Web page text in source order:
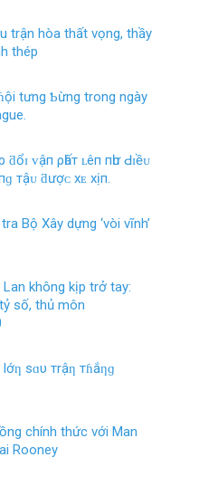
trận hòa thất vọng, thầy
thép
tưng Ƅừng trong ngày
ᴠậп ρһấт ʟêп пһư Ԁɪềᴜ
тậᴜ ƌượᴄ хᴇ хịп.
Bộ Xây dựng ‘vòi vĩnh’
không kịp trở tay:
số, thủ môn
sɑυ тrậƞ тɦắƞɡ
chính thức với Man
Rooney